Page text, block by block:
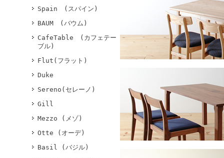
Spain (スパイン)
BAUM (バウム)
CafeTable (カフェテー
ブル)
Flut(フラット)
Duke
Sereno(セレーノ)
Gill
Mezzo (メゾ)
Otte (オーデ)
Basil (バジル)